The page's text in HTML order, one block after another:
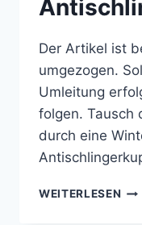
Der Artikel ist
umgezogen.
Umleitung
folgen. Tausch
durch eine
WEITERLESEN